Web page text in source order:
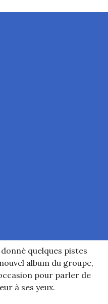
quelques pistes
album du groupe,
pour parler de
à ses yeux.